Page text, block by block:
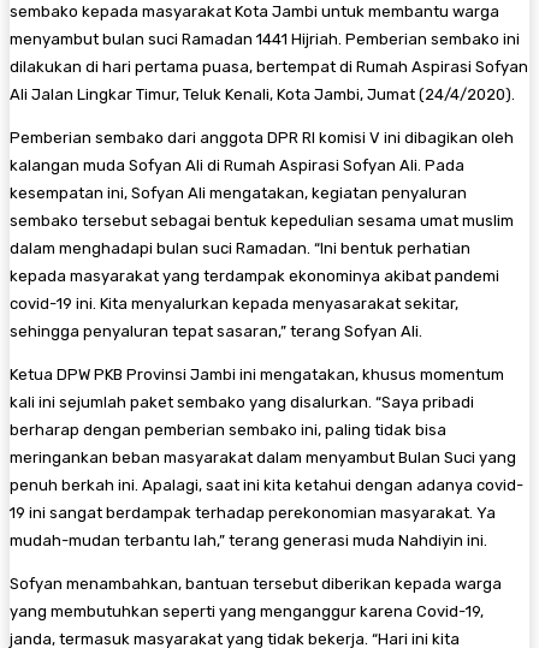
sembako kepada masyarakat Kota Jambi untuk membantu warga
menyambut bulan suci Ramadan 1441 Hijriah. Pemberian sembako ini
dilakukan di hari pertama puasa, bertempat di Rumah Aspirasi Sofyan
Ali Jalan Lingkar Timur, Teluk Kenali, Kota Jambi, Jumat (24/4/2020).
Pemberian sembako dari anggota DPR RI komisi V ini dibagikan oleh
kalangan muda Sofyan Ali di Rumah Aspirasi Sofyan Ali. Pada
kesempatan ini, Sofyan Ali mengatakan, kegiatan penyaluran
sembako tersebut sebagai bentuk kepedulian sesama umat muslim
dalam menghadapi bulan suci Ramadan. “Ini bentuk perhatian
kepada masyarakat yang terdampak ekonominya akibat pandemi
covid-19 ini. Kita menyalurkan kepada menyasarakat sekitar,
sehingga penyaluran tepat sasaran,” terang Sofyan Ali.
Ketua DPW PKB Provinsi Jambi ini mengatakan, khusus momentum
kali ini sejumlah paket sembako yang disalurkan. “Saya pribadi
berharap dengan pemberian sembako ini, paling tidak bisa
meringankan beban masyarakat dalam menyambut Bulan Suci yang
penuh berkah ini. Apalagi, saat ini kita ketahui dengan adanya covid-
19 ini sangat berdampak terhadap perekonomian masyarakat. Ya
mudah-mudan terbantu lah,” terang generasi muda Nahdiyin ini.
Sofyan menambahkan, bantuan tersebut diberikan kepada warga
yang membutuhkan seperti yang menganggur karena Covid-19,
janda, termasuk masyarakat yang tidak bekerja. “Hari ini kita